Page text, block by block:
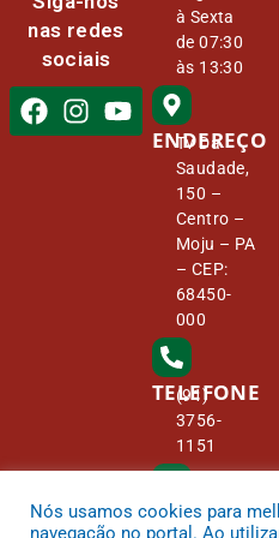
nas redes
sociais
à Sexta
de 07:30
às 13:30
ENDEREÇO
Tv Da
Saudade,
150 –
Centro –
Moju – PA
– CEP:
68450-
000
TELEFONE
(91)
3756-
1151
E-MAIL
camara@
Nós usamos cookies para
navegação no portal. Ao